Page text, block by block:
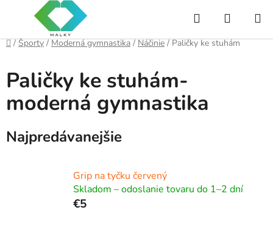
Hľadať
KOŠÍK
Domov
/ Športy / Moderná gymnastika / Náčinie / Paličky ke stuhám
Paličky ke stuhám-
moderná gymnastika
Najpredávanejšie
Grip na tyčku červený
Skladom – odoslanie tovaru do 1–2 dní
€5